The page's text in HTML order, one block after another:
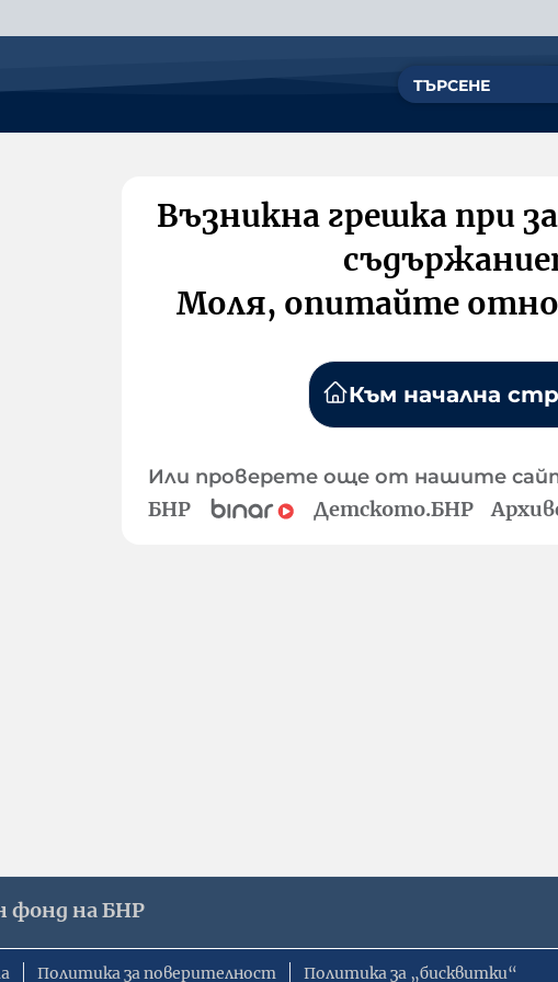
Възникна грешка при
Моля, опитайте
Към начална
Или проверете още от нашите
БНР Детското.БНР
фонд на БНР
Политика за поверителност Политика за „бисквитки“